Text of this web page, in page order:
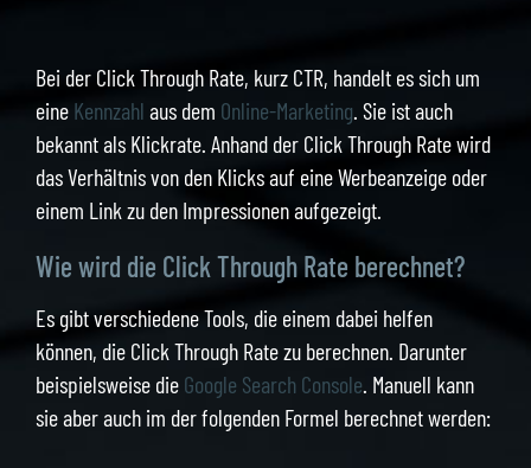
Bei der Click Through Rate, kurz CTR, handelt es sich um
eine Kennzahl aus dem Online-Marketing. Sie ist auch
bekannt als Klickrate. Anhand der Click Through Rate wird
das Verhältnis von den Klicks auf eine Werbeanzeige oder
einem Link zu den Impressionen aufgezeigt.
Wie wird die Click Through Rate berechnet?
Es gibt verschiedene Tools, die einem dabei helfen
können, die Click Through Rate zu berechnen. Darunter
beispielsweise die Google Search Console. Manuell kann
sie aber auch im der folgenden Formel berechnet werden: